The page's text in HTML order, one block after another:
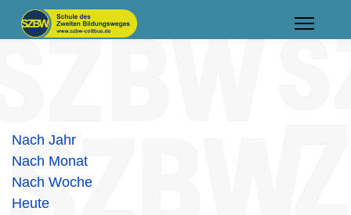
Nach Jahr
Nach Monat
Nach Woche
Heute